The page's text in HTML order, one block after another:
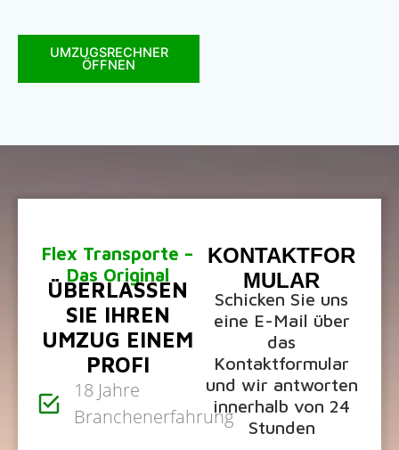
UMZUGSRECHNER
ÖFFNEN
Flex Transporte –
Das Original
ÜBERLASSEN
SIE IHREN
UMZUG EINEM
PROFI
18 Jahre
Branchenerfahrung
KONTAKTFOR
MULAR
Schicken Sie uns
eine E-Mail über
das
Kontaktformular
und wir antworten
innerhalb von 24
Stunden